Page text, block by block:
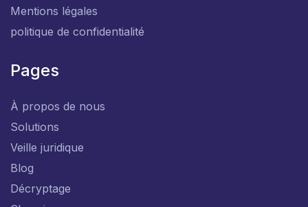
Mentions légales
politique de confidentialité
Pages
À propos de nous
Solutions
Veille juridique
Blog
Décryptage